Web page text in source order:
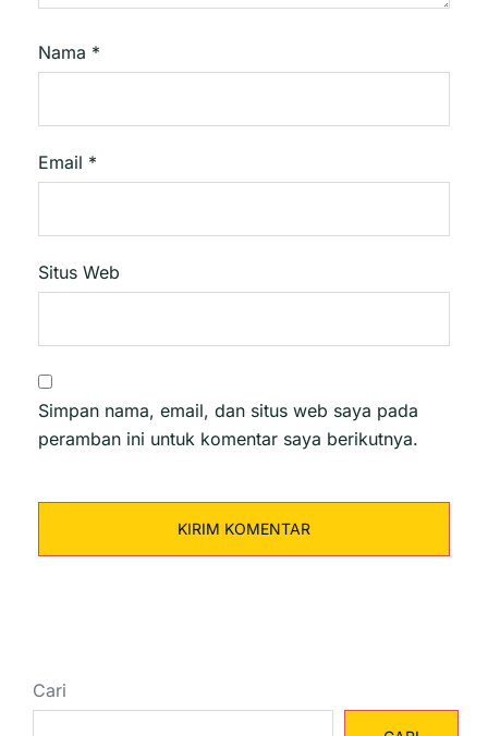
Nama *
Email *
Situs Web
Simpan nama, email, dan situs web saya pada
peramban ini untuk komentar saya berikutnya.
Cari